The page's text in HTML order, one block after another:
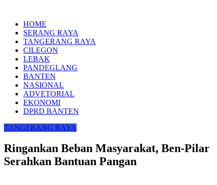
HOME
SERANG RAYA
TANGERANG RAYA
CILEGON
LEBAK
PANDEGLANG
BANTEN
NASIONAL
ADVETORIAL
EKONOMI
DPRD BANTEN
TANGERANG RAYA
Ringankan Beban Masyarakat, Ben-Pilar
Serahkan Bantuan Pangan